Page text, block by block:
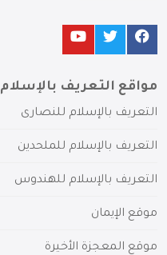
مواقع التعريف بالإسلام
التعريف بالإسلام للنصارى
التعريف بالإسلام للملحدين
التعريف بالإسلام للهندوس
موقع الإيمان
موقع المعجزة الأخيرة